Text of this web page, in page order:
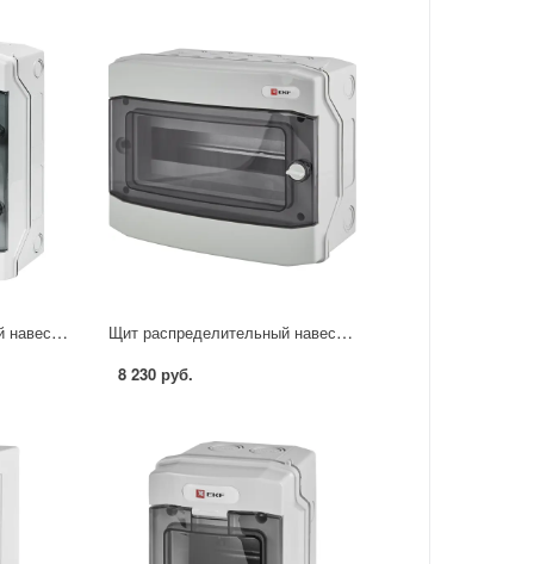
Щит распределительный навесной EKF Proxima Unix 65 24 модулей IP65 пластик цвет белый Щит распределительный навесной EKF Proxima Unix 65 12 модулей IP65 пластик цвет белый
8 230 руб.